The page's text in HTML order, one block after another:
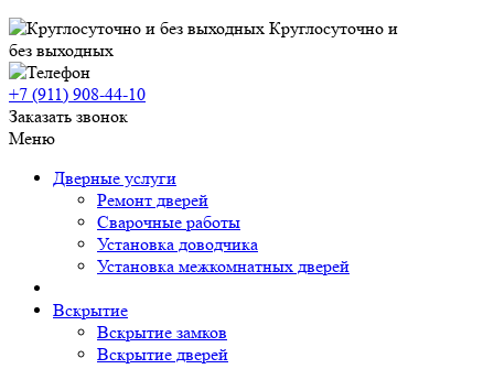
Круглосуточно и
без выходных
+7 (911) 908-44-10
Заказать звонок
Меню
Дверные услуги
Ремонт дверей
Сварочные работы
Установка доводчика
Установка межкомнатных дверей
Вскрытие
Вскрытие замков
Вскрытие дверей